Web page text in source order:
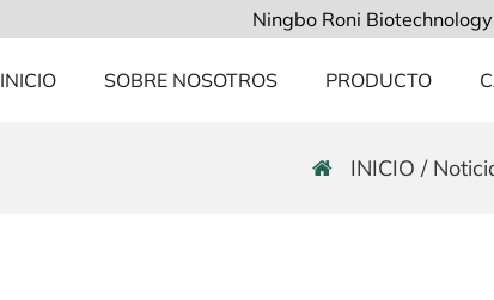
Ningbo Roni
INICIO SOBRE NOSOTROS PRODUCTO
INICIO /